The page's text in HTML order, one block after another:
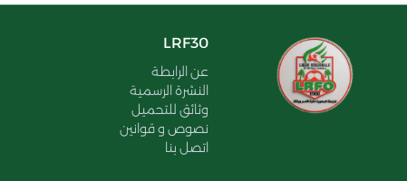
LRF30
عن الرابطة
النشرة الرسمية
وثائق للتحميل
نصوص و قوانين
اتصل بنا